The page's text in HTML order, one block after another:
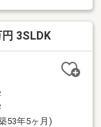
3SLDK
53年5ヶ月)